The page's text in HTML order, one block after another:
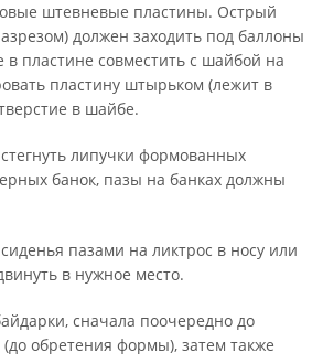
штевневые пластины. Острый
должен заходить под баллоны
в пластине совместить с шайбой на
пластину штырьком (лежит в
в шайбе.
липучки формованных
банок, пазы на банках должны
пазами на ликтрос в носу или
в нужное место.
сначала поочередно до
обретения формы), затем также